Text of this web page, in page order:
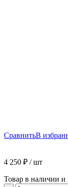
СравнитьВ
4 250 ₽ / шт
Товар в наличии и